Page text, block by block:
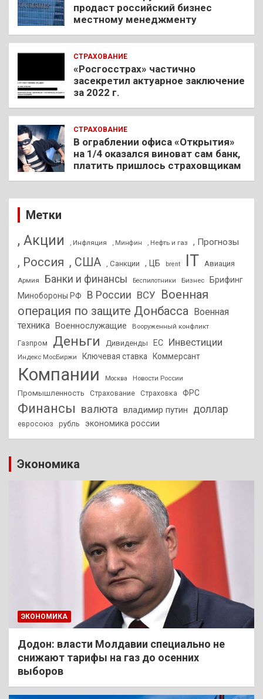
продаст российский бизнес
местному менеджменту
СТРАХОВАНИЕ
«Росгосстрах» частично
засекретил актуарное заключение
за 2022 г.
СТРАХОВАНИЕ
В ограблении офиса «Открытия»
на 1/4 оказался виноват сам банк,
платить пришлось страховщикам
Метки
, Акции , Инфляция , Минфин , Нефть и газ , Прогнозы
, Россия , США , Санкции , ЦБ brent IT Авиация
Армия Банки и финансы Беспилотники Бизнес
Брифинг
Минобороны РФ
В России ВСУ Военная
операция по защите Донбасса
Военная
техника
Военнослужащие Вооруженный конфликт
Газпром Деньги Дивиденды ЕС Инвестиции
Индекс МосБиржи Ключевая ставка Коммерсант
Компании Москва Новости России
Промышленность Страхование Страховка ФРС
Финансы валюта владимир путин доллар
евросоюз рубль экономика россии
Экономика
ЭКОНОМИКА
Додон: власти Молдавии специально не
снижают тарифы на газ до осенних
выборов